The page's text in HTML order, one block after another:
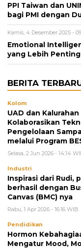
PPI Taiwan dan
bagi PMI dengan
Kamis, 4 Desember 2025 -
Emotional
yang Lebih
BERITA
Kolom
UAD dan
Kolaborasikan
Pengelolaan
melalui Program
Selasa, 2 Jun 2026 - 14:14
Industri
Inspirasi dari Rudi,
berhasil dengan
Canvas (BMC) nya
Rabu, 1 Apr 2026 - 16:16 WIB
Pendidikan
Hormon
Mengatur Mood,